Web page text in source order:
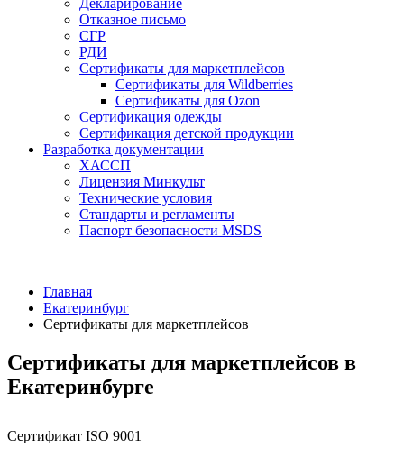
Декларирование
Отказное письмо
СГР
РДИ
Сертификаты для маркетплейсов
Сертификаты для Wildberries
Сертификаты для Ozon
Сертификация одежды
Сертификация детской продукции
Разработка документации
ХАССП
Лицензия Минкульт
Технические условия
Стандарты и регламенты
Паспорт безопасности MSDS
Главная
Екатеринбург
Сертификаты для маркетплейсов
Сертификаты для маркетплейсов в
Екатеринбурге
Сертификат ISO 9001